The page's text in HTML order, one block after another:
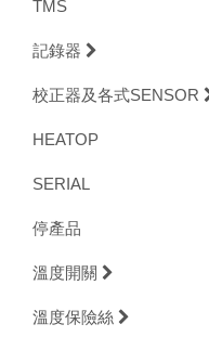
TMS
記錄器
校正器及各式SENSOR
HEATOP
SERIAL
停產品
溫度開關
溫度保險絲